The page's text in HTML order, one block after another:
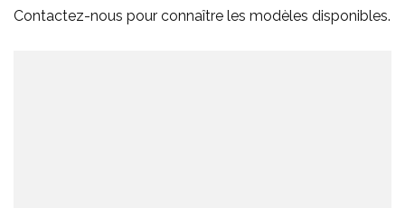
Contactez-nous pour connaître les modèles disponibles.